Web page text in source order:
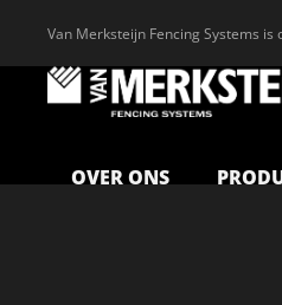
Van Merksteijn Fencing Systems
OVER ONS